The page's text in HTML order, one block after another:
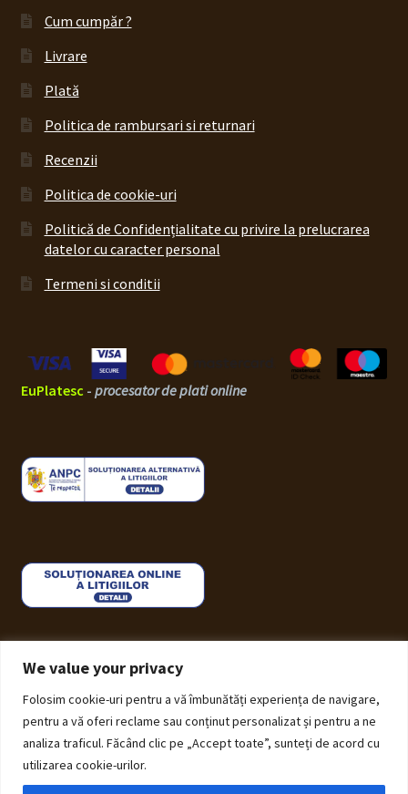
We value your privacy
Folosim cookie-uri pentru a vă îmbunătăți experiența de navigare,
pentru a vă oferi reclame sau conținut personalizat și pentru a ne
analiza traficul. Făcând clic pe „Accept toate”, sunteți de acord cu
utilizarea cookie-urilor.
Cum cumpăr ?
Livrare
Plată
Politica de rambursari si returnari
Recenzii
Politica de cookie-uri
Politică de Confidențialitate cu privire la prelucrarea
datelor cu caracter personal
Termeni si conditii
EuPlatesc - procesator de plati online
© ECHOS Furniture 2026
Politică de Confidențialitate cu privire la prelucrarea
datelor cu caracter personal
WooCommerce.